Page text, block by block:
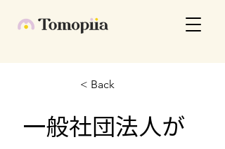
< Back
一般社団法人が